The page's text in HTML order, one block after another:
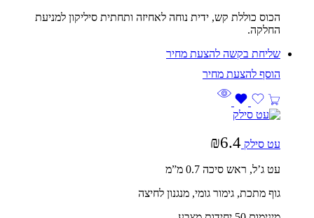
הכוס כוללת קש, ידית נוחה לאחיזה ותחתית סיליקון למניעת
החלקה.
שליחת בקשה להצעת מחיר
עט סילק ₪6.4
עט ג’ל, ראש סיכה 0.7 מ”מ
גוף מתכת, גימור גומי, מנגנון לחיצה